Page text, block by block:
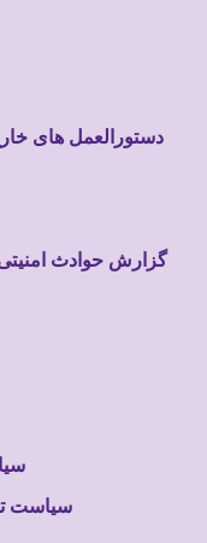
دستورالعمل های
گزارش حوادث
سیاست